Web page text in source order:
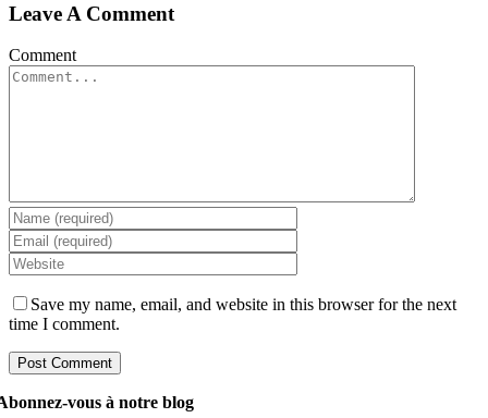
Leave A Comment
Comment
Save my name, email, and website in this browser for the next
time I comment.
vous à notre blog